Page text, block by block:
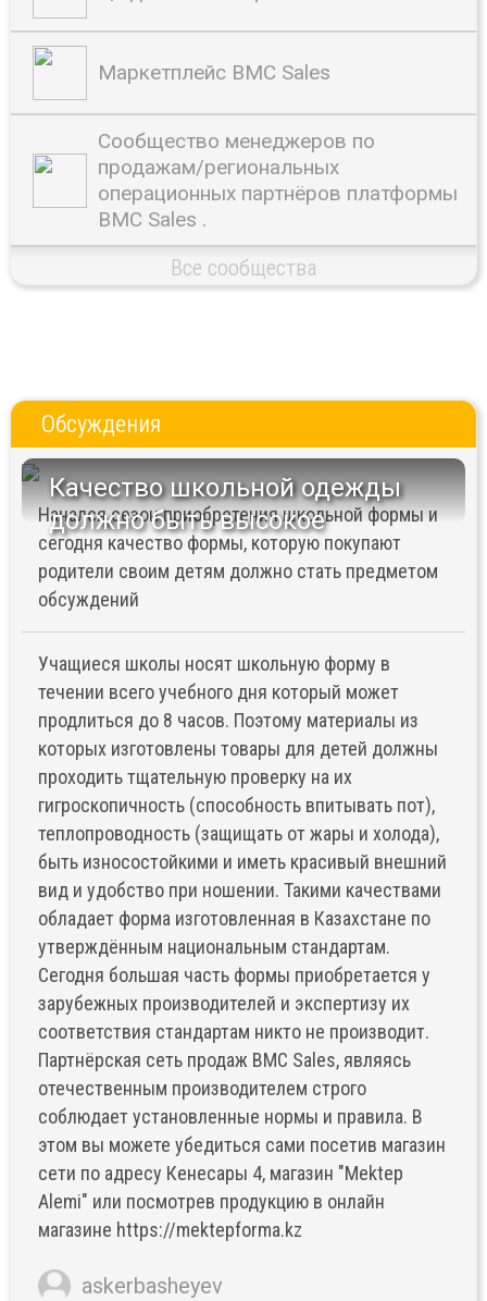
Маркетплейс BMC Sales
Сообщество менеджеров по
продажам/региональных
операционных партнёров платформы
BMC Sales .
Все сообщества
Обсуждения
Качество школьной одежды
должно быть высокое
Начался сезон приобретения школьной формы и
сегодня качество формы, которую покупают
родители своим детям должно стать предметом
обсуждений
Учащиеся школы носят школьную форму в
течении всего учебного дня который может
продлиться до 8 часов. Поэтому материалы из
которых изготовлены товары для детей должны
проходить тщательную проверку на их
гигроскопичность (способность впитывать пот),
теплопроводность (защищать от жары и холода),
быть износостойкими и иметь красивый внешний
вид и удобство при ношении. Такими качествами
обладает форма изготовленная в Казахстане по
утверждённым национальным стандартам.
Сегодня большая часть формы приобретается у
зарубежных производителей и экспертизу их
соответствия стандартам никто не производит.
Партнёрская сеть продаж BMC Sales, являясь
отечественным производителем строго
соблюдает установленные нормы и правила. В
этом вы можете убедиться сами посетив магазин
сети по адресу Кенесары 4, магазин "Mektep
Alemi" или посмотрев продукцию в онлайн
магазине https://mektepforma.kz
askerbasheyev